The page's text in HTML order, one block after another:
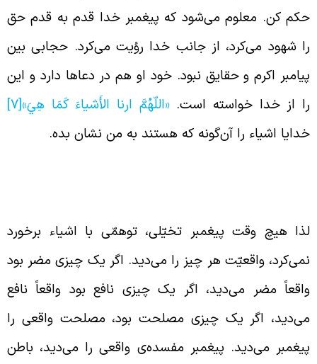
کن. معلوم می‌شود که پیغمبر خدا قدم به قدم حق
شهود می‌کرد، از جانب خدا رؤیت می‌کرد. حجابی بین
اکرم و حقایق نبود. خود او هم در دعاها دارد و این
از خدا خواسته است.«اللّهُمَّ ارنا الأَشياءَ كَمَا هِيَ‏»[7]
اشیاء را آن‌گونه که هستند به من نشان بده.
هیچ وقت پیغمبر تخیّلی، توهمّی با اشیاء برخورد
واقعیّت هر چیز را می‌دید. اگر یک چیزی مضر بود
مضر می‌دید، اگر یک چیزی نافع بود واقعاً نافع
اگر یک چیزی مصلحت بود، مصلحت واقعی را
می‌دید. پیغمبر مفسده‌ی واقعی را می‌دید، باطن